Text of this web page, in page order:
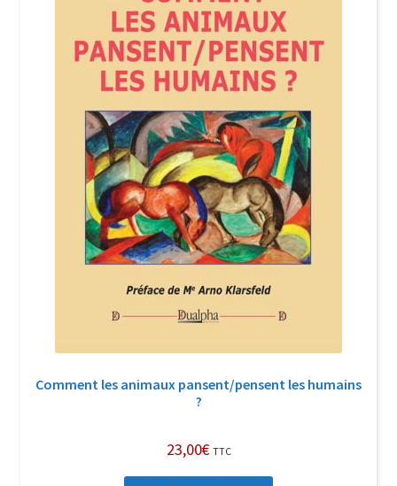
Login Customizer
Newsletter
Nous Contacter
Politique de confidentialité et cookies
Qui sommes-nous ?
Soutien à Philippe Randa
Suivi de la Commande
Comment les animaux pansent/pensent les humains
?
23,00€ TTC